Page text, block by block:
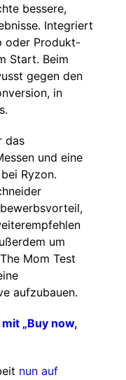
bessere,
Integriert
oder Produkt-
Start. Beim
gegen den
in
das
und eine
Ryzon.
um
Mom Test
aufzubauen.
„Buy now,
nun auf